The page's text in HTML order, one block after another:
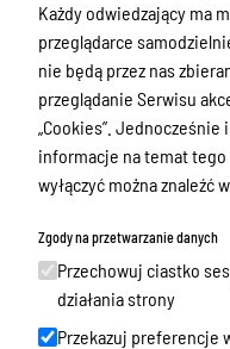
Starostwo Powiatowe
Poradnik Interesanta
Informacje o naborze
Zamówienia Publiczne
Tablica ogłoszeń
Dyżury Aptek w Powiecie
Nieodpłatna Pomoc Prawna
Akty Prawne
Każdy odwiedzający ma
przeglądarce
nie będą przez nas
przeglądanie Serwisu
„Cookies”.
informacje na temat tego
wyłączyć można znaleźć
Zgody na przetwarzanie danych
Przechowuj ciastko
działania strony
Przekazuj preferencje